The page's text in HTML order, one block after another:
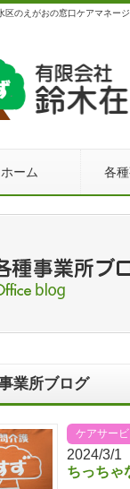
区のえがおの窓口ケアマネー
ホーム 各
業所ブログ
ケアサー
2024/3/1
ちっちゃ